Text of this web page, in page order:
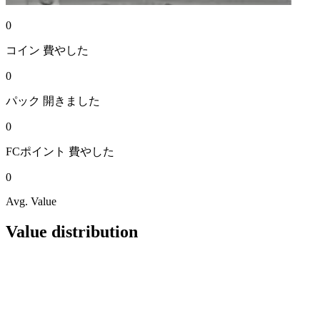
0
コイン 費やした
0
パック 開きました
0
FCポイント 費やした
0
Avg. Value
Value distribution